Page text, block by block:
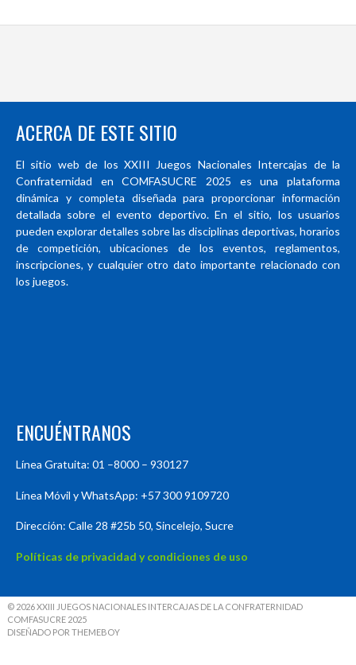
ACERCA DE ESTE SITIO
El sitio web de los XXIII Juegos Nacionales Intercajas de la
Confraternidad en COMFASUCRE 2025 es una plataforma
dinámica y completa diseñada para proporcionar información
detallada sobre el evento deportivo. En el sitio, los usuarios
pueden explorar detalles sobre las disciplinas deportivas, horarios
de competición, ubicaciones de los eventos, reglamentos,
inscripciones, y cualquier otro dato importante relacionado con
los juegos.
ENCUÉNTRANOS
Línea Gratuita: 01 –8000 – 930127
Línea Móvil y WhatsApp: +57 300 9109720
Dirección: Calle 28 #25b 50, Sincelejo, Sucre
Políticas de privacidad y condiciones de uso
© 2026 XXIII JUEGOS NACIONALES INTERCAJAS DE LA CONFRATERNIDAD
COMFASUCRE 2025
DISEÑADO POR THEMEBOY